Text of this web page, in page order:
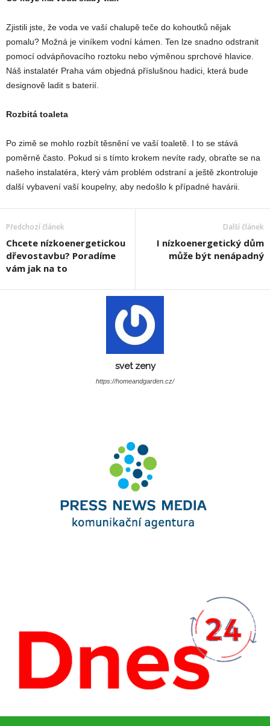
Zjistili jste, že voda ve vaší chalupě teče do kohoutků nějak
pomalu? Možná je viníkem vodní kámen. Ten lze snadno odstranit
pomocí odvápňovacího roztoku nebo výměnou sprchové hlavice.
Náš instalatér Praha vám objedná příslušnou hadici, která bude
designově ladit s baterií.
Rozbitá toaleta
Po zimě se mohlo rozbít těsnění ve vaší toaletě. I to se stává
poměrně často. Pokud si s tímto krokem nevíte rady, obraťte se na
našeho instalatéra, který vám problém odstraní a ještě zkontroluje
další vybavení vaší koupelny, aby nedošlo k případné havárii.
Předchozí článek
Chcete nízkoenergetickou
dřevostavbu? Poradíme
vám jak na to
Další článek
I nízkoenergetický dům
může být nenápadný
svet zeny
https://homeandgarden.cz/